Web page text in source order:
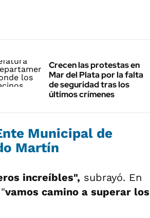
Crecen las protestas en
Mar del Plata por la falta
de seguridad tras los
últimos crímenes
Municipal de
Martín
increíbles", subrayó. En
vamos camino a superar los